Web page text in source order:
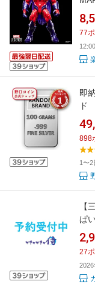
ベ
ー
イ
77
即
ド
ト
898
1〜
【
ぱ
ー
27